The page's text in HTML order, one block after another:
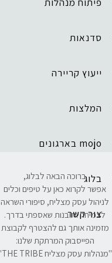
סדנאות
ייעוץ קריירה
המלצות
mojo בארגונים
בלוג
צור קשר
ברוכה הבאה לבלוג,
אפשר לקרוא כאן על טיפים וכלים
לניהול עסק מצליח, סיפורי השראה
לצמיחה ותובנות שאספתי בדרך.
מזמינה אותך גם להצטרף לקבוצת
הפייסבוק המרתקת שלנו:
"מנהלות עסק מצליח THE TRIBE"